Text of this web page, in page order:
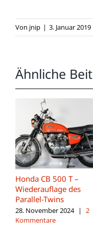
Von jnip | 3. Januar 2019
Ähnliche
Honda CB 500 T –
Wiederauflage des
Parallel-Twins
28. November 2024 |
2
Kommentare